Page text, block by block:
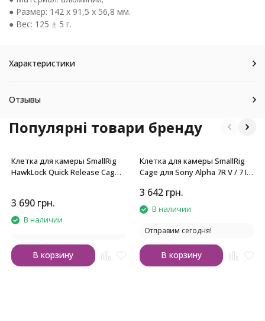
● Размер: 142 х 91,5 х 56,8 мм.
● Вес: 125 ± 5 г.
Характеристики
Отзывы
Популярні товари бренду
Клетка для камеры SmallRig
HawkLock Quick Release Cage
3 690 грн.
В наличии
В корзину
Клетка для камеры SmallRig
Cage для Sony Alpha 7R V / 7 IV
3 642 грн.
В наличии
Отправим сегодня!
В корзину